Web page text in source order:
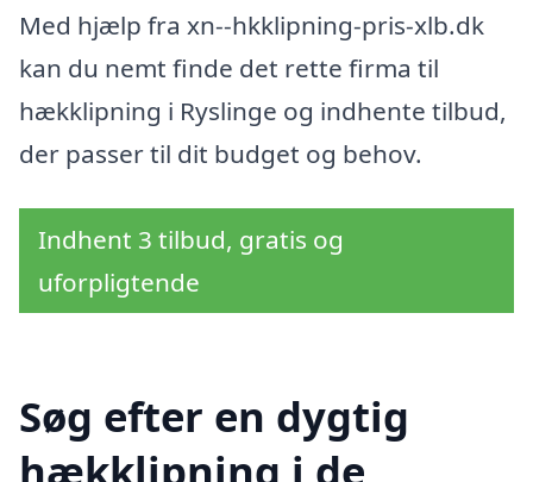
Med hjælp fra xn--hkklipning-pris-xlb.dk
kan du nemt finde det rette firma til
hækklipning i Ryslinge og indhente tilbud,
der passer til dit budget og behov.
Indhent 3 tilbud, gratis og
uforpligtende
Søg efter en dygtig